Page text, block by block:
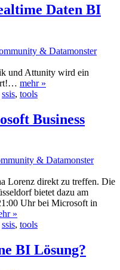
Daten BI
& Datamonster
und Attunity wird ein
mehr »
ssis, tools
Business
& Datamonster
Lorenz direkt zu treffen. Die
bietet dazu am
Uhr bei Microsoft in
»
ssis, tools
BI Lösung?